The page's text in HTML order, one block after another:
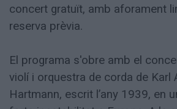
concert gratuït, amb aforament
reserva prèvia.
El programa s'obre amb el
violí i orquestra de corda de Karl
Hartmann, escrit l’any 1939, en